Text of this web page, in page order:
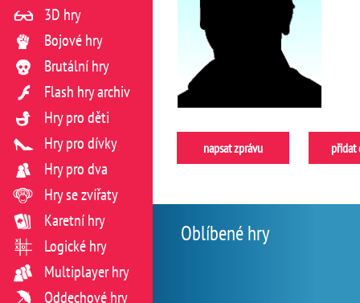
napsat zprávu přidat
Oblíbené hry
3D hry
Bojové hry
Brutální hry
Flash hry archiv
Hry pro děti
Hry pro dívky
Hry pro dva
Hry se zvířaty
Karetní hry
Logické hry
Multiplayer hry
Oddechové hry